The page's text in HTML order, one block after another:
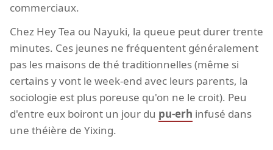
commerciaux.
Chez Hey Tea ou Nayuki, la queue peut durer trente
minutes. Ces jeunes ne fréquentent généralement
pas les maisons de thé traditionnelles (même si
certains y vont le week-end avec leurs parents, la
sociologie est plus poreuse qu'on ne le croit). Peu
d'entre eux boiront un jour du pu-erh infusé dans
une théière de Yixing.